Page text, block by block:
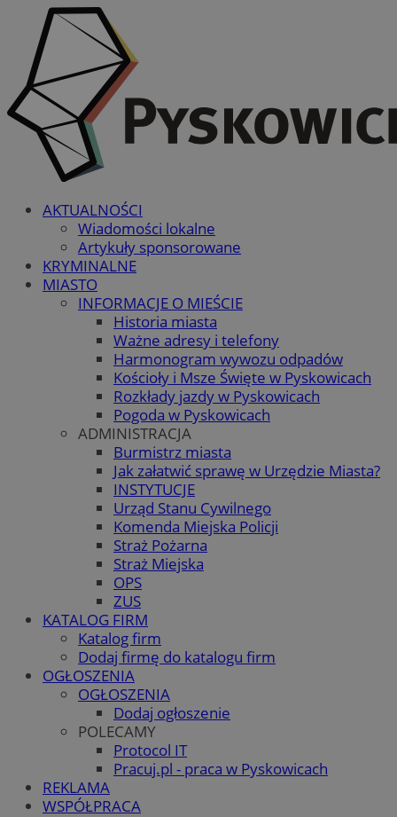
AKTUALNOŚCI
Wiadomości lokalne
Artykuły sponsorowane
KRYMINALNE
MIASTO
INFORMACJE O MIEŚCIE
Historia miasta
Ważne adresy i telefony
Harmonogram wywozu odpadów
Kościoły i Msze Święte w Pyskowicach
Rozkłady jazdy w Pyskowicach
Pogoda w Pyskowicach
ADMINISTRACJA
Burmistrz miasta
Jak załatwić sprawę w Urzędzie Miasta?
INSTYTUCJE
Urząd Stanu Cywilnego
Komenda Miejska Policji
Straż Pożarna
Straż Miejska
OPS
ZUS
KATALOG FIRM
Katalog firm
Dodaj firmę do katalogu firm
OGŁOSZENIA
OGŁOSZENIA
Dodaj ogłoszenie
POLECAMY
Protocol IT
Pracuj.pl - praca w Pyskowicach
REKLAMA
WSPÓŁPRACA